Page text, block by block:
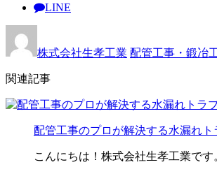
LINE
株式会社生孝工業 配管工事・鍛冶
関連記事
配管工事のプロが解決する水漏れト
こんにちは！株式会社生孝工業で